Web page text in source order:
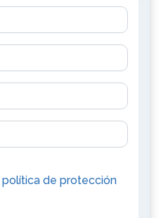
política de protección